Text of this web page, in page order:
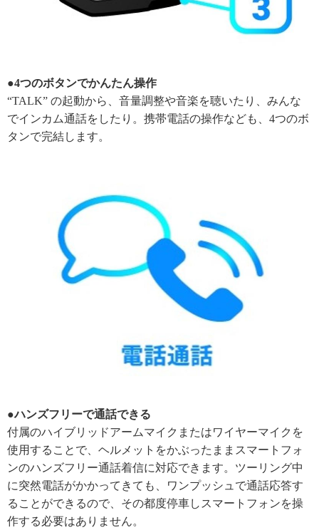
●4つのボタンでかんたん操作
“TALK” の起動から、音量調整や音楽を聴いたり、みんな
でインカム通話をしたり。携帯電話の操作なども、4つのボ
タンで完結します。
●ハンズフリーで通話できる
付属のハイブリッドアームマイクまたはワイヤーマイクを
使用することで、ヘルメットをかぶったままスマートフォ
ンのハンズフリー通話着信に対応できます。ツーリング中
に突然電話がかかってきても、ワンプッシュで通話応答す
ることができるので、その都度停車しスマートフォンを操
作する必要はありません。